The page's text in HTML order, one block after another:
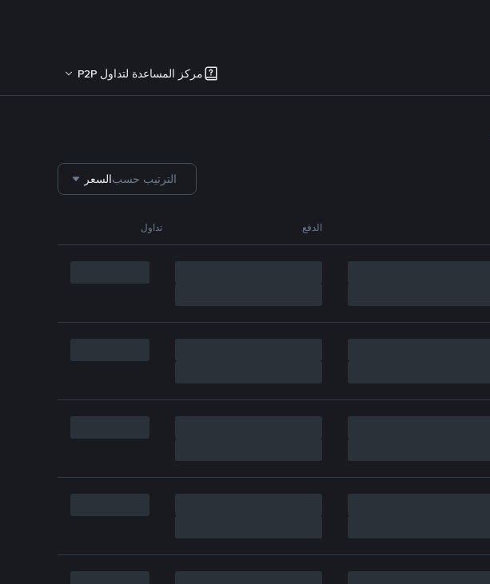
مركز المساعدة لتداول P2P
الترتيب حسبالسعر
الدفع تداول